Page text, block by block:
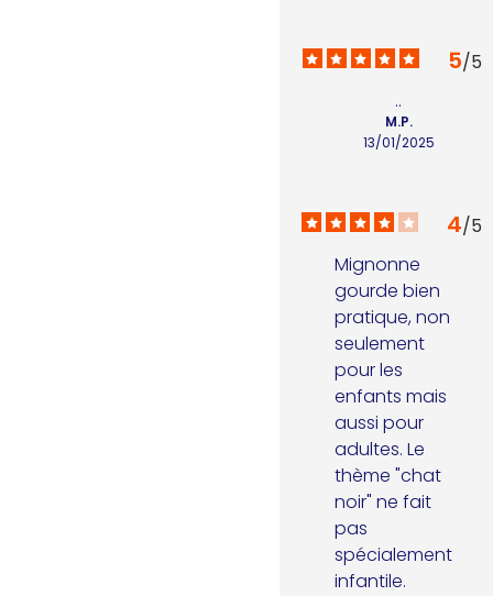
5/5
..
13/01/2025
M.P.
4/5
Mignonne
gourde bien
pratique, non
seulement
pour les
enfants mais
aussi pour
adultes. Le
thème "chat
noir" ne fait
pas
spécialement
infantile.